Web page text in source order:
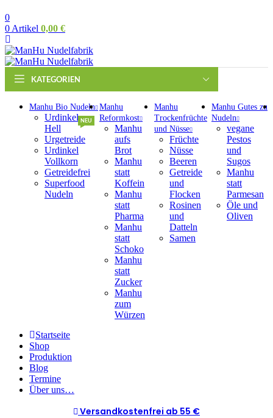
0
0 Artikel 0,00 €
KATEGORIEN
Manhu Bio Nudeln
Urdinkel
Hell
Urgetreide
Urdinkel
Vollkorn
Getreidefrei
NEU
Superfood
Nudeln
Manhu
Reformkost
Manhu
aufs
Brot
Manhu
statt
Koffein
Manhu
statt
Pharma
Manhu
statt
Schoko
Manhu
statt
Zucker
Manhu
zum
Würzen
Manhu
Trockenfrüchte
und Nüsse
Früchte
Nüsse
Beeren
Getreide
und
Flocken
Rosinen
und
Datteln
Samen
Manhu Gutes zu
Nudeln
vegane
Pestos
und
Sugos
Manhu
statt
Parmesan
Öle und
Oliven
Startseite
Shop
Produktion
Blog
Termine
Über uns…
Versandkostenfrei ab 55 €